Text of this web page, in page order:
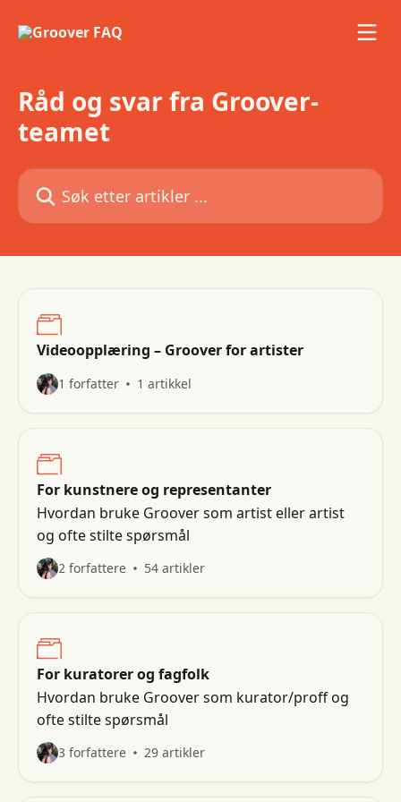
Råd og svar fra Groover-
teamet
Søk etter artikler ...
Videoopplæring – Groover for artister
1 forfatter 1 artikkel
For kunstnere og representanter
Hvordan bruke Groover som artist eller artist
og ofte stilte spørsmål
2 forfattere 54 artikler
For kuratorer og fagfolk
Hvordan bruke Groover som kurator/proff og
ofte stilte spørsmål
3 forfattere 29 artikler